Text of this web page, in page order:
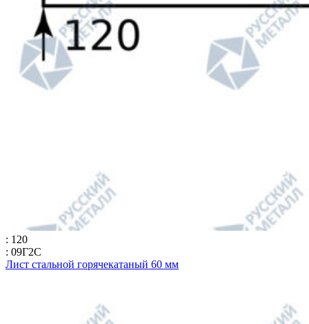
: 120
: 09Г2С
Лист стальной горячекатаный 60 мм